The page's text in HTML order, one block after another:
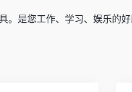
。是您工作、学习、娱乐的